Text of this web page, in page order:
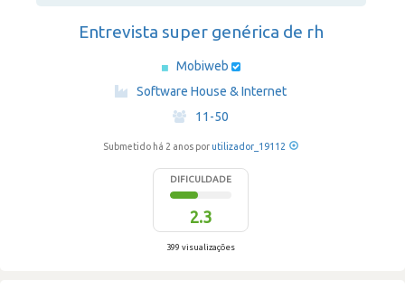
Entrevista super genérica de rh
Mobiweb
Software House & Internet
·
11-50
Submetido há 2 anos por utilizador_19112
DIFICULDADE
2.3
399 visualizações